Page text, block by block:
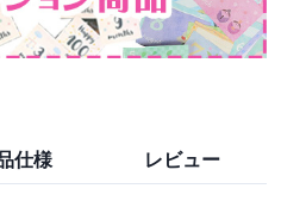
仕様 レビュー